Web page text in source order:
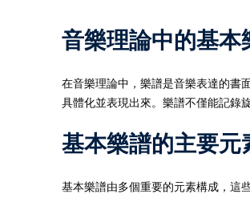
音樂理論中的基本
在音樂理論中，樂譜是音樂表達的書
具體化並表現出來。樂譜不僅能記錄
基本樂譜的主要元
基本樂譜由多個重要的元素構成，這